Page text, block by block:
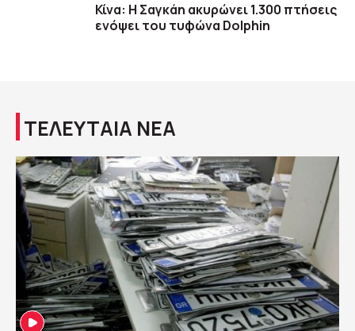
Κίνα: Η Σαγκάη ακυρώνει 1.300 πτήσεις
ενόψει του τυφώνα Dolphin
ΤΕΛΕΥΤΑΙΑ ΝΕΑ